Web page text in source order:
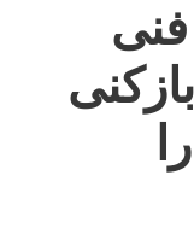
فنی